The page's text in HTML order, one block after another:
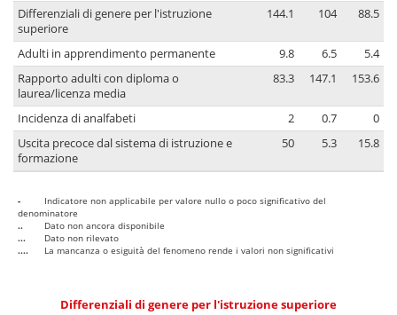
Differenziali di genere per l'istruzione
superiore
144.1 104 88.5
Adulti in apprendimento permanente 9.8 6.5
5.4
Rapporto adulti con diploma o
laurea/licenza media
83.3 147.1 153.6
Incidenza di analfabeti 2 0.7
0
Uscita precoce dal sistema di istruzione e
formazione
50 5.3 15.8
-
Indicatore non applicabile per valore nullo o poco significativo del
denominatore
..
Dato non ancora disponibile
...
Dato non rilevato
....
La mancanza o esiguità del fenomeno rende i valori non significativi
Differenziali di genere per l'istruzione superiore